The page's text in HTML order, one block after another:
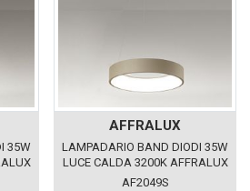
35W
AFFRALUX
LAMPADARIO BAND DIODI 35W
LUCE CALDA 3200K AFFRALUX
SABBIA MEDIO
AF2049S